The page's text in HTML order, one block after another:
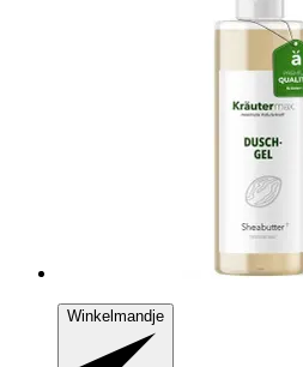
Winkelmandje